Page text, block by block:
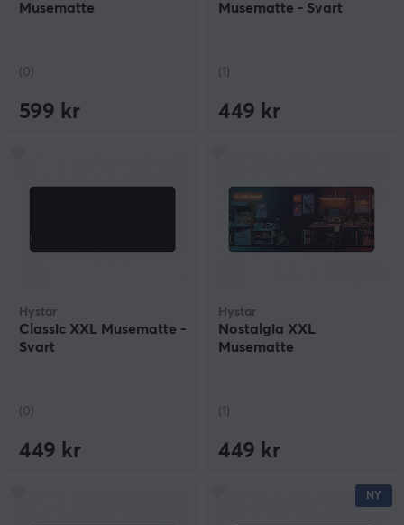
Musematte
(0)
599 kr
Musematte - Svart
(1)
449 kr
Hystar
Classic XXL Musematte -
Svart
(0)
449 kr
Hystar
Nostalgia XXL
Musematte
(1)
449 kr
NY